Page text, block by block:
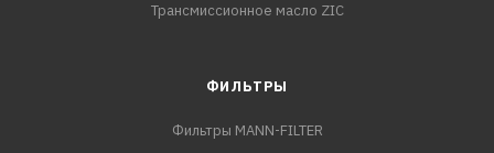
Трансмиссионное масло ZIC
ФИЛЬТРЫ
Фильтры MANN-FILTER